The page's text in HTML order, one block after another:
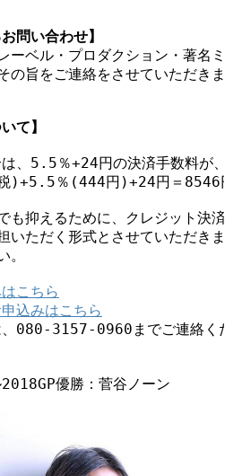
問い合わせ】
ーベル・プロダクション・著名ミ
の旨をご連絡をさせていただきま
て】
、5.5％+24円の決済手数料が、
)+5.5％(444円)+24円＝8546円
抑えるために、クレジット決済
ただく形式とさせていただきま
こちら
込みはこちら
、080-3157-0960までご連絡くだ
優勝：菅谷ノーン